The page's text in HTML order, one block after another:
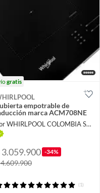
gratis
empotrable de
marca ACM708NE
Por WHIRLPOOL COLOMBIA S A S
3.059.900 -34%
(1)